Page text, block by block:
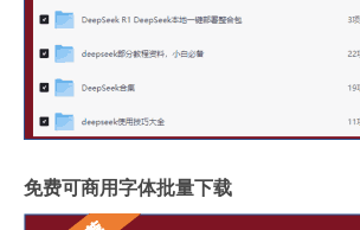
免费可商用字体批量下载